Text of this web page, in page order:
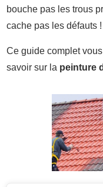
bouche pas les trous
cache pas les défauts !
Ce guide complet
savoir sur la peinture